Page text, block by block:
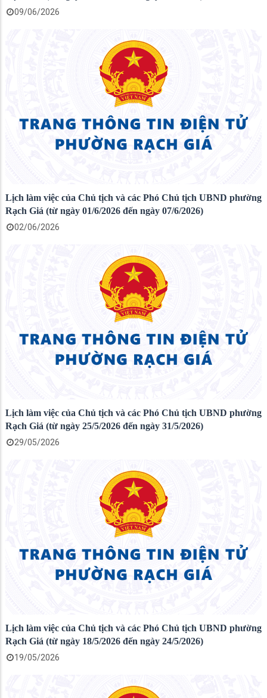
09/06/2026
Lịch làm việc của Chủ tịch và các Phó Chủ tịch UBND phường
Rạch Giá (từ ngày 01/6/2026 đến ngày 07/6/2026)
02/06/2026
Lịch làm việc của Chủ tịch và các Phó Chủ tịch UBND phường
Rạch Giá (từ ngày 25/5/2026 đến ngày 31/5/2026)
29/05/2026
Lịch làm việc của Chủ tịch và các Phó Chủ tịch UBND phường
Rạch Giá (từ ngày 18/5/2026 đến ngày 24/5/2026)
19/05/2026